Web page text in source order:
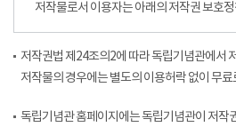
저작물로서 이용자는 아래의 저작권 보호
저작권법 제24조의2에 따라 독립기념관에서
저작물의 경우에는 별도의 이용허락 없이 무
독립기념관 홈페이지에는 독립기념관이 저작